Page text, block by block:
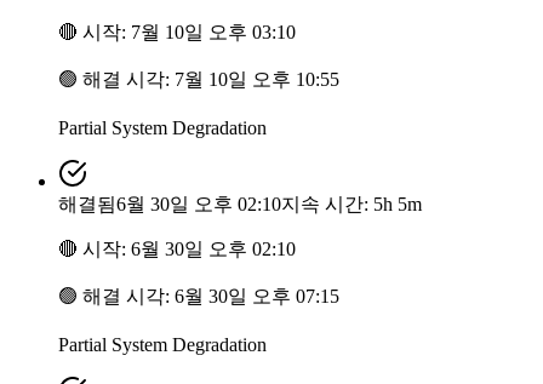
🔴 시작: 7월 10일 오후 03:10
🟢 해결 시각: 7월 10일 오후 10:55
Partial System Degradation
해결됨6월 30일 오후 02:10지속 시간: 5h 5m
🔴 시작: 6월 30일 오후 02:10
🟢 해결 시각: 6월 30일 오후 07:15
Partial System Degradation